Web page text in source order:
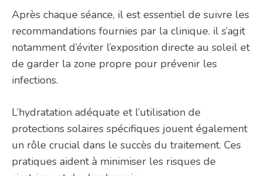
Après chaque séance, il est essentiel de suivre les
recommandations fournies par la clinique. il s’agit
notamment d’éviter l’exposition directe au soleil et
de garder la zone propre pour prévenir les
infections.
L’hydratation adéquate et l’utilisation de
protections solaires spécifiques jouent également
un rôle crucial dans le succès du traitement. Ces
pratiques aident à minimiser les risques de